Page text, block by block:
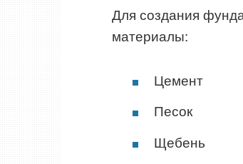
Для создания
материалы:
Цемент
Песок
Щебень